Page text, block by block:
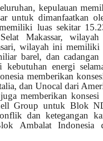
kepulauan
untuk dimanfaatkan
luas sekitar
Makassar,
wilayah ini memiliki
barel, dan
kebutuhan energi
memberikan
dan Unocal dari
memberikan
Group untuk Blok
dan ketegangan
Ambalat